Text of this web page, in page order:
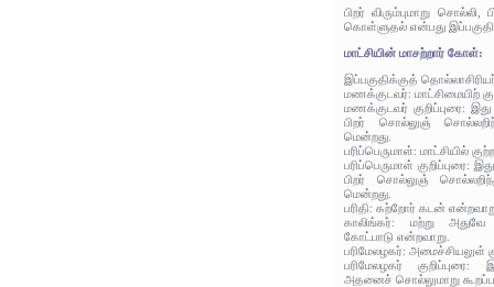
பிறர் விரும்புமாறு
கொள்ளுதல் என்பது
மாட்சியின் மாசற்றார் கோள்:
இப்பகுதிக்குத்
மணக்குடவர்: மாட்சிமையிற்
மணக்குடவர் குறிப்புரை:
பிறர் சொல்லுஞ்
மென்றது.
பரிப்பெருமாள்: மாட்சியில்
பரிப்பெருமாள் குறிப்புரை:
பிறர் சொல்லுஞ்
மென்றது.
பரிதி: கற்றோர் கடன்
காலிங்கர்: மற்று அதுவே
கோட்பாடு என்றவாறு.
பரிமேலழகர்: அமைச்சியலுள்
பரிமேலழகர்
அதனைச் சொல்லுமாறு